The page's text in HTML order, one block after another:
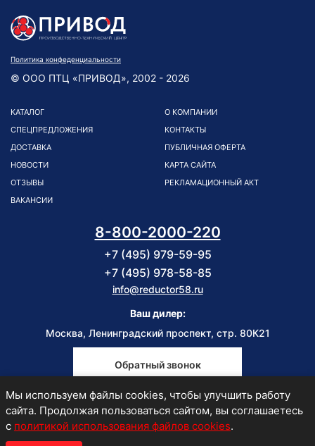
Политика конфеденциальности
© ООО ПТЦ «ПРИВОД», 2002 - 2026
КАТАЛОГ
СПЕЦПРЕДЛОЖЕНИЯ
ДОСТАВКА
НОВОСТИ
ОТЗЫВЫ
ВАКАНСИИ
О КОМПАНИИ
КОНТАКТЫ
ПУБЛИЧНАЯ ОФЕРТА
КАРТА САЙТА
РЕКЛАМАЦИОННЫЙ АКТ
8-800-2000-220
+7 (495) 979-59-95
+7 (495) 978-58-85
info@reductor58.ru
Ваш дилер:
Москва, Ленинградский проспект, стр. 80К21
Обратный звонок
Пн-Пт
9:00-18:00
Мы используем файлы cookies, чтобы улучшить работу
сайта. Продолжая пользоваться сайтом, вы соглашаетесь
с политикой использования файлов cookies.